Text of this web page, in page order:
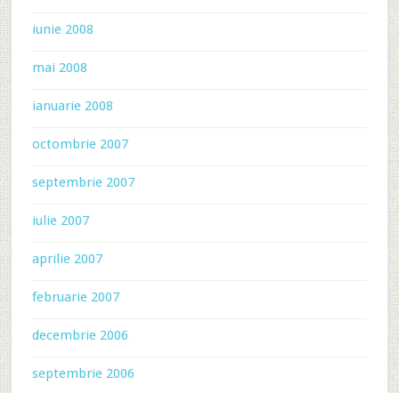
iunie 2008
mai 2008
ianuarie 2008
octombrie 2007
septembrie 2007
iulie 2007
aprilie 2007
februarie 2007
decembrie 2006
septembrie 2006